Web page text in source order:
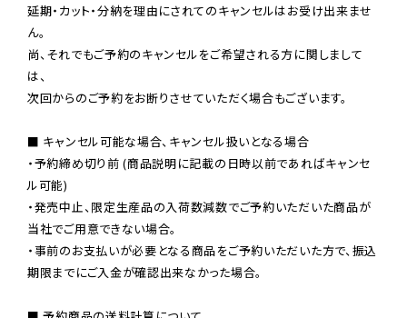
延期・カット・分納を理由にされてのキャンセルはお受け出来ませ
ん。
尚、それでもご予約のキャンセルをご希望される方に関しまして
は、
次回からのご予約をお断りさせていただく場合もございます。
■ キャンセル可能な場合、キャンセル扱いとなる場合
・予約締め切り前 (商品説明に記載の日時以前であればキャンセ
ル可能)
・発売中止、限定生産品の入荷数減数でご予約いただいた商品が
当社でご用意できない場合。
・事前のお支払いが必要となる商品をご予約いただいた方で、振込
期限までにご入金が確認出来なかった場合。